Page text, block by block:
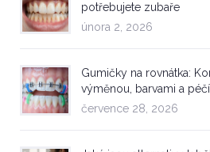
potřebujete zubaře
února 2, 2026
Gumičky na rovnátka:
výměnou, barvami a péčí
července 28, 2026